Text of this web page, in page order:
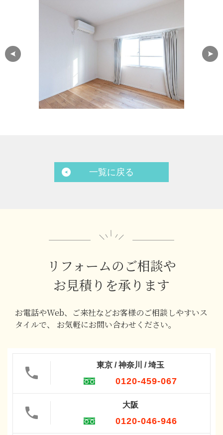
一覧に戻る
リフォームのご相談や
お見積りを承ります
お電話やWeb、ご来社などお客様のご相談しやすいス
タイルで、
お気軽にお問い合わせください。
東京 / 神奈川 / 埼玉
0120-459-067
大阪
0120-046-946